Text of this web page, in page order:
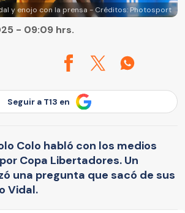
y enojo con la prensa - Créditos: Photosport
- 09:09 hrs.
Seguir a T13 en
Colo habló con los medios
Copa Libertadores. Un
una pregunta que sacó de sus
Vidal.